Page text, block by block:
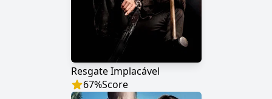
Resgate Implacável
67%Score